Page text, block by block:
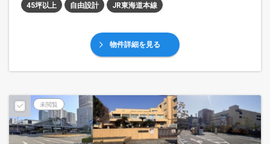
45坪以上 自由設計 JR東海道本線
物件詳細を見る
未閲覧